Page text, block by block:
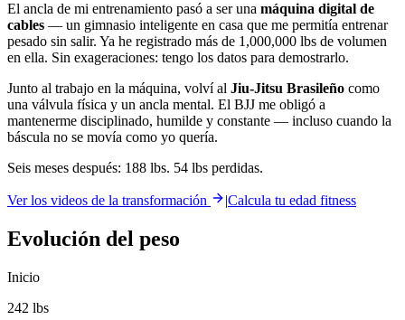
El ancla de mi entrenamiento pasó a ser una máquina digital de
cables — un gimnasio inteligente en casa que me permitía entrenar
pesado sin salir. Ya he registrado más de 1,000,000 lbs de volumen
en ella. Sin exageraciones: tengo los datos para demostrarlo.
Junto al trabajo en la máquina, volví al Jiu-Jitsu Brasileño como
una válvula física y un ancla mental. El BJJ me obligó a
mantenerme disciplinado, humilde y constante — incluso cuando la
báscula no se movía como yo quería.
Seis meses después: 188 lbs. 54 lbs perdidas.
Ver los videos de la transformación |Calcula tu edad fitness
Evolución del peso
Inicio
242 lbs